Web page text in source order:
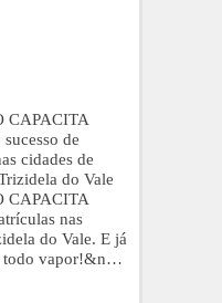
CAPACITA
de
cidades de
do Vale
CAPACITA
nas
do Vale. E já
todo vapor!&n…